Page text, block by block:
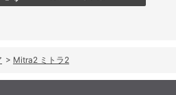
> Mitra2 ミトラ2